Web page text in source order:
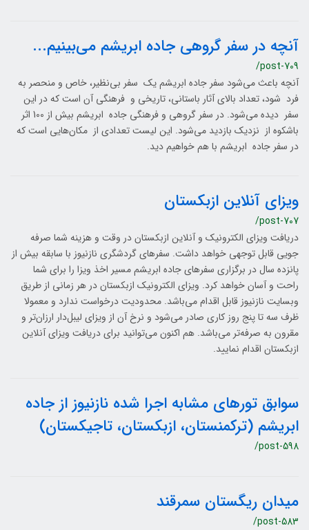
آنچه در سفر گروهی جاده ابریشم می‌بینیم...
/post-709
آنچه باعث می‌شود سفر جاده ابریشم یک سفر بی‌نظیر، خاص و منحصر به
فرد شود، تعداد بالای آثار باستانی، تاریخی و فرهنگی آن است که در این
سفر دیده می‌شود. در سفر گروهی و فرهنگی جاده ابریشم بیش از 100 اثر
باشکوه از نزدیک بازدید می‌شود. این لیست تعدادی از مکان‌هایی است که
در سفر جاده ابریشم با هم خواهیم دید.
ویزای آنلاین ازبکستان
/post-707
دریافت ویزای الکترونیک و آنلاین ازبکستان در وقت و هزینه شما صرفه
جویی قابل توجهی خواهد داشت. سفرهای گردشگری نازنیوز با سابقه بیش از
پانزده سال در برگزاری سفرهای جاده ابریشم مسیر اخذ ویزا را برای شما
راحت و آسان خواهد کرد. ویزای الکترونیک ازبکستان در هر زمانی از طریق
وبسایت نازنیوز قابل اقدام می‌باشد. محدودیت درخواست ندارد و معمولا
ظرف سه تا پنج روز کاری صادر می‌شود و نرخ آن از ویزای لیبل‌دار ارزان‌تر و
مقرون به صرفه‌تر می‌باشد. هم اکنون می‌توانید برای دریافت ویزای آنلاین
ازبکستان اقدام نمایید.
سوابق تورهای مشابه اجرا شده نازنیوز از جاده
ابریشم (ترکمنستان، ازبکستان، تاجیکستان)
/post-598
میدان ریگستان سمرقند
/post-583